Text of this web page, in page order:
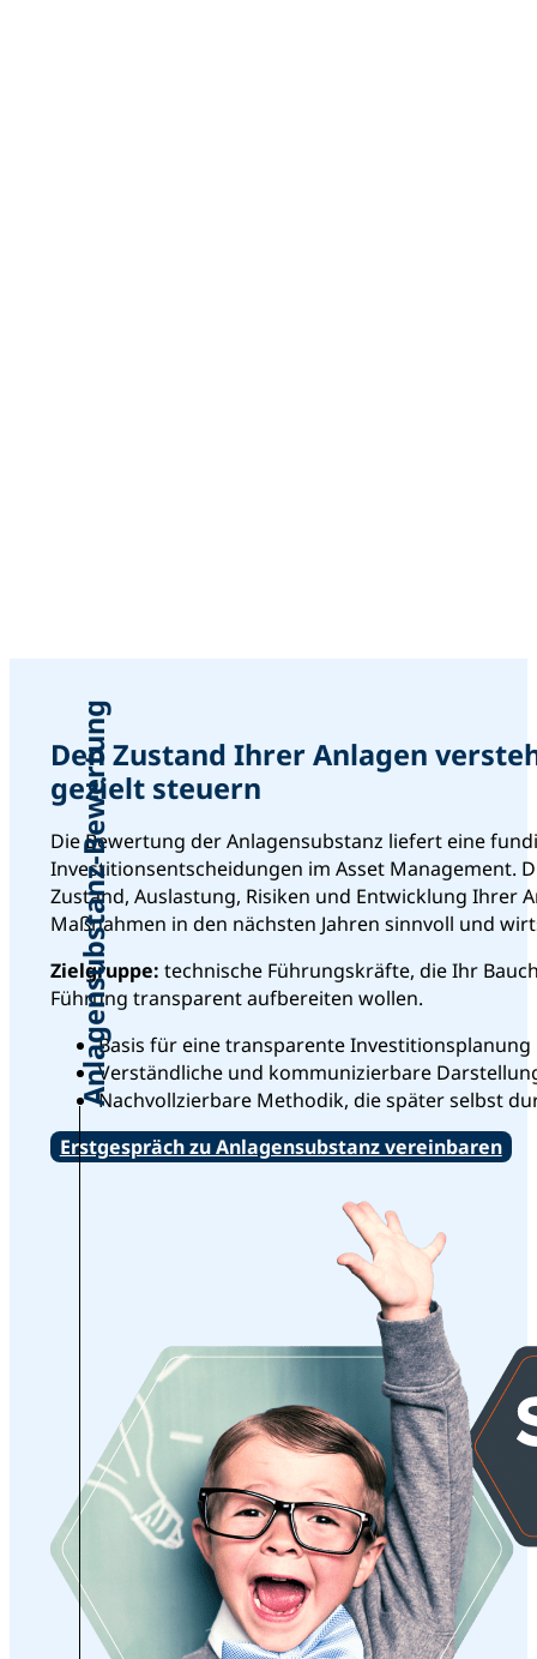
Den Zustand Ihrer Anlagen
gezielt steuern
Die Bewertung der Anlagensubstanz liefert eine
Investitionsentscheidungen im Asset Management.
Zustand, Auslastung, Risiken und Entwicklung Ihrer
Maßnahmen in den nächsten Jahren sinnvoll und
Zielgruppe: technische Führungskräfte, die Ihr
Führung transparent aufbereiten wollen.
Basis für eine transparente
Verständliche und kommunizierbare
Nachvollzierbare Methodik, die später selbst
Erstgespräch zu Anlagensubstanz vereinbaren
Anlagensubstanz-Bewertung